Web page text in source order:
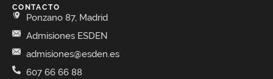
CONTACTO
Ponzano 87, Madrid
Admisiones ESDEN
admisiones@esden.es
607 66 66 88